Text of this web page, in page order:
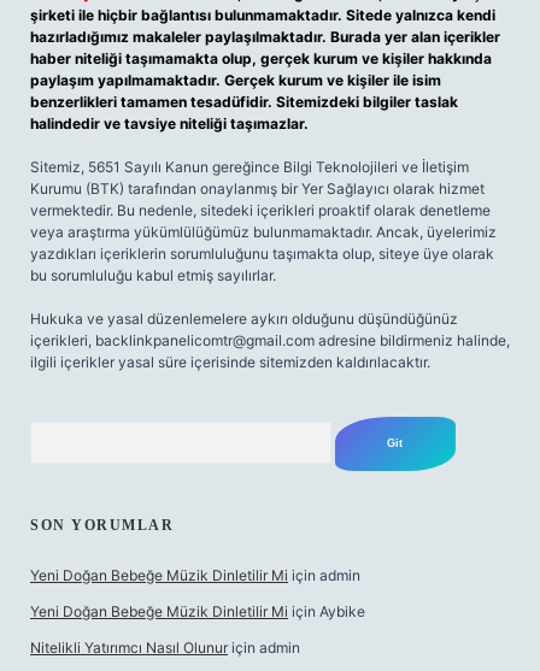
şirketi ile hiçbir bağlantısı bulunmamaktadır. Sitede yalnızca kendi
hazırladığımız makaleler paylaşılmaktadır. Burada yer alan içerikler
haber niteliği taşımamakta olup, gerçek kurum ve kişiler hakkında
paylaşım yapılmamaktadır. Gerçek kurum ve kişiler ile isim
benzerlikleri tamamen tesadüfidir. Sitemizdeki bilgiler taslak
halindedir ve tavsiye niteliği taşımazlar.
Sitemiz, 5651 Sayılı Kanun gereğince Bilgi Teknolojileri ve İletişim
Kurumu (BTK) tarafından onaylanmış bir Yer Sağlayıcı olarak hizmet
vermektedir. Bu nedenle, sitedeki içerikleri proaktif olarak denetleme
veya araştırma yükümlülüğümüz bulunmamaktadır. Ancak, üyelerimiz
yazdıkları içeriklerin sorumluluğunu taşımakta olup, siteye üye olarak
bu sorumluluğu kabul etmiş sayılırlar.
Hukuka ve yasal düzenlemelere aykırı olduğunu düşündüğünüz
içerikleri, backlinkpanelicomtr@gmail.com adresine bildirmeniz halinde,
ilgili içerikler yasal süre içerisinde sitemizden kaldırılacaktır.
SON YORUMLAR
Yeni Doğan Bebeğe Müzik Dinletilir Mi için admin
Yeni Doğan Bebeğe Müzik Dinletilir Mi için Aybike
Nitelikli Yatırımcı Nasıl Olunur için admin